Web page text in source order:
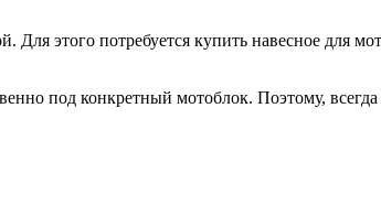
Для этого потребуется купить навесное для
под конкретный мотоблок. Поэтому,